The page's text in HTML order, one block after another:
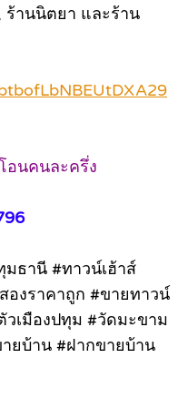
ร้านนิตยา และร้าน
อนคนละครึ่ง
ธานี #ทาวน์เฮ้าส์
องราคาถูก #ขายทาวน์
วเมืองปทุม #วัดมะขาม
ยบ้าน #ฝากขายบ้าน